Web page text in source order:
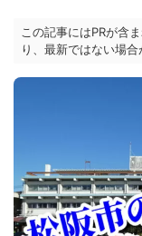
この記事にはPRが含
り、最新ではない場合